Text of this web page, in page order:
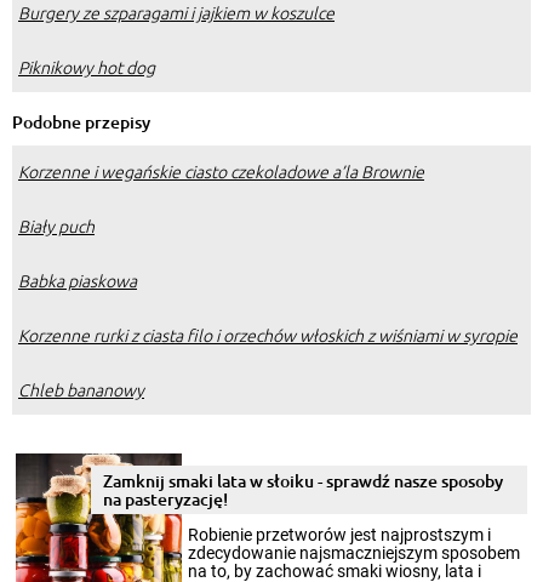
Burgery ze szparagami i jajkiem w koszulce
Piknikowy hot dog
Podobne przepisy
Korzenne i wegańskie ciasto czekoladowe a’la Brownie
Biały puch
Babka piaskowa
Korzenne rurki z ciasta filo i orzechów włoskich z wiśniami w syropie
Chleb bananowy
Zamknij smaki lata w słoiku - sprawdź nasze sposoby
na pasteryzację!
Robienie przetworów jest najprostszym i
zdecydowanie najsmaczniejszym sposobem
na to, by zachować smaki wiosny, lata i